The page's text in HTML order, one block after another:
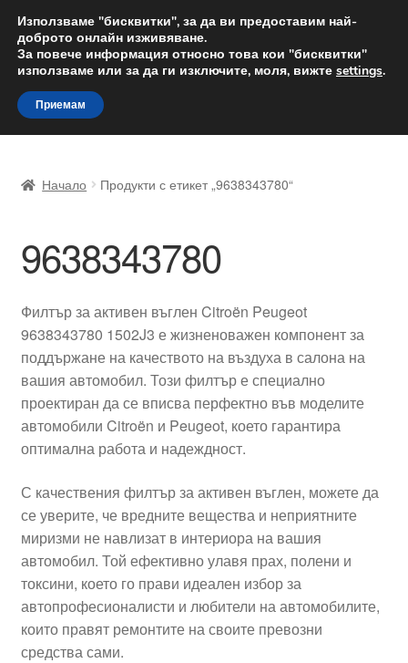
ДОСТАВКА от 12 лв.
Доставка по целия свят
Skip
to
navigation
Skip
to
content
Доставка по целия свят
Жалби
Количка
Контакт
Плащанията
Политика за поверителност
Правила и условия
Процедура за рекламации
Начало Продукти с етикет „9638343780“
9638343780
Филтър за активен въглен Citroën Peugeot
9638343780 1502J3 е жизненоважен компонент за
поддържане на качеството на въздуха в салона на
вашия автомобил. Този филтър е специално
проектиран да се вписва перфектно във моделите
автомобили Citroën и Peugeot, което гарантира
оптимална работа и надеждност.
С качествения филтър за активен въглен, можете да
се уверите, че вредните вещества и неприятните
миризми не навлизат в интериора на вашия
автомобил. Той ефективно улавя прах, полени и
токсини, което го прави идеален избор за
автопрофесионалисти и любители на автомобилите,
които правят ремонтите на своите превозни
средства сами.
Използваме "бисквитки", за да ви предоставим най-
доброто онлайн изживяване.
За повече информация относно това кои "бисквитки"
използваме или за да ги изключите, моля, вижте settings.
Приемам